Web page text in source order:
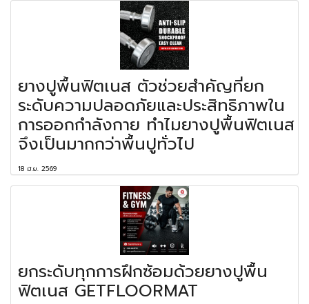
ยางปูพื้นฟิตเนส ตัวช่วยสำคัญที่ยก
ระดับความปลอดภัยและประสิทธิภาพใน
การออกกำลังกาย ทำไมยางปูพื้นฟิตเนส
จึงเป็นมากกว่าพื้นปูทั่วไป
18 มิ.ย. 2569
ยกระดับทุกการฝึกซ้อมด้วยยางปูพื้น
ฟิตเนส GETFLOORMAT